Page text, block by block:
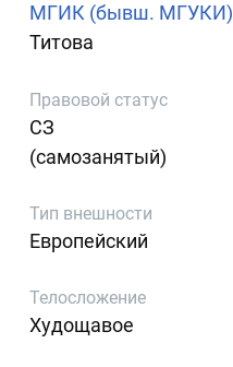
МГИК (бывш. МГУКИ)
Титова
Правовой статус
СЗ
(самозанятый)
Тип внешности
Европейский
Телосложение
Худощавое